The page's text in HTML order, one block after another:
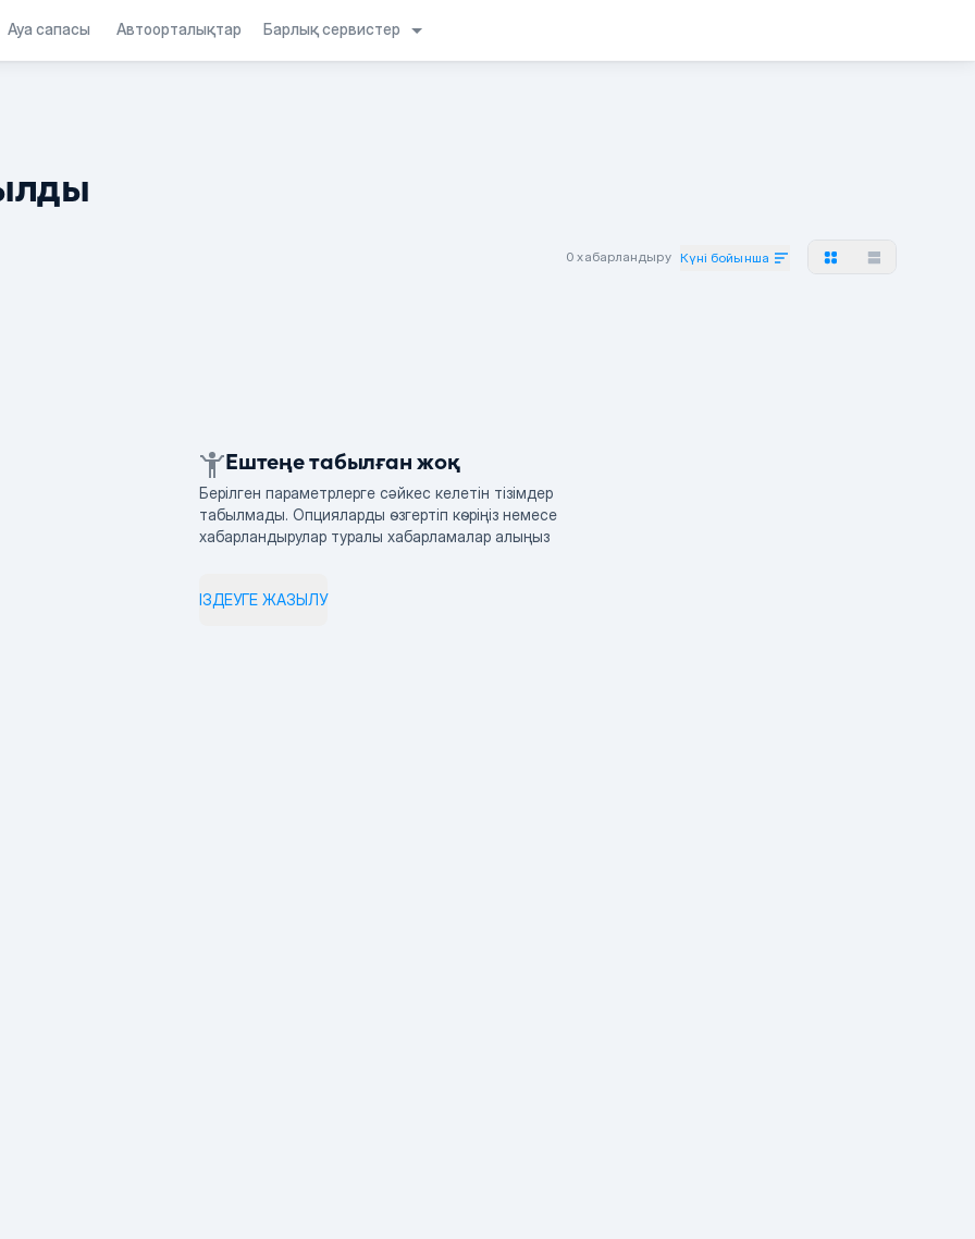
Ауа сапасы Автоорталықтар Барлық сервистер
0 хабарландыру Күні бойынша
Ештеңе табылған жоқ
Берілген параметрлерге сәйкес келетін тізімдер
табылмады. Опцияларды өзгертіп көріңіз немесе
хабарландырулар туралы хабарламалар алыңыз
ІЗДЕУГЕ ЖАЗЫЛУ